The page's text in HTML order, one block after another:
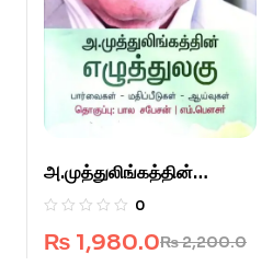
அ.முத்துலிங்கத்தின்
எழுத்துலகு
0
₨2,200.0
₨ 1,980.0